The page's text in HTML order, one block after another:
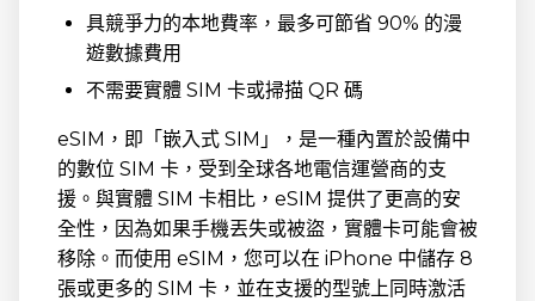
具競爭力的本地費率，最多可節省 90% 的漫
遊數據費用
不需要實體 SIM 卡或掃描 QR 碼
eSIM，即「嵌入式 SIM」，是一種內置於設備中
的數位 SIM 卡，受到全球各地電信運營商的支
援。與實體 SIM 卡相比，eSIM 提供了更高的安
全性，因為如果手機丟失或被盜，實體卡可能會被
移除。而使用 eSIM，您可以在 iPhone 中儲存 8
張或更多的 SIM 卡，並在支援的型號上同時激活